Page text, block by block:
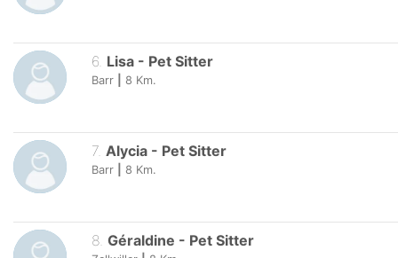
6. Lisa - Pet Sitter
Barr 8 Km.
7. Alycia - Pet Sitter
Barr 8 Km.
8. Géraldine - Pet Sitter